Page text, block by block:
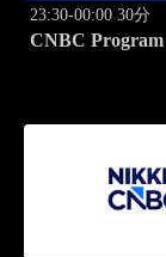
23:30-00:00 30分
CNBC Program